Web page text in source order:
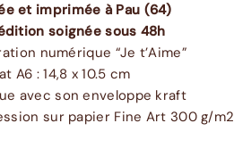
et imprimée à Pau (64)
soignée sous 48h
numérique “Je t’Aime”
A6 : 14,8 x 10.5 cm
avec son enveloppe kraft
sur papier Fine Art 300 g/m2